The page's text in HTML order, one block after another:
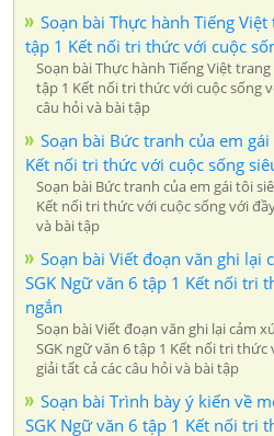
Soạn bài Thực hành Tiếng
tập 1 Kết nối tri thức với cuộc
Soạn bài Thực hành Tiếng Việt
tập 1 Kết nối tri thức với cuộc sống
câu hỏi và bài tập
Soạn bài Bức tranh của em
Kết nối tri thức với cuộc sống
Soạn bài Bức tranh của em gái tôi
Kết nối tri thức với cuộc sống với
và bài tập
Soạn bài Viết đoạn văn ghi lại
SGK Ngữ văn 6 tập 1 Kết nối tri
ngắn
Soạn bài Viết đoạn văn ghi lại cảm
SGK ngữ văn 6 tập 1 Kết nối tri
giải tất cả các câu hỏi và bài tập
Soạn bài Trình bày ý kiến về
SGK Ngữ văn 6 tập 1 Kết nối tri